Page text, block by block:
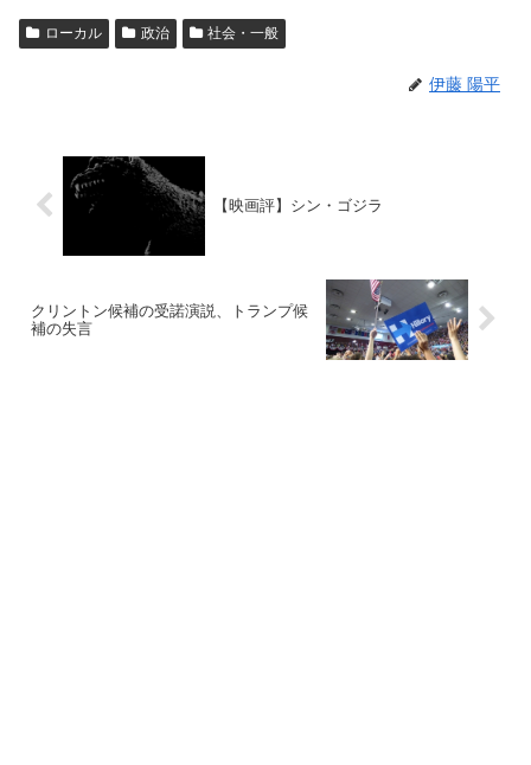
ローカル 政治 社会・一般
伊藤 陽平
【映画評】シン・ゴジラ
クリントン候補の受諾演説、トランプ候
補の失言